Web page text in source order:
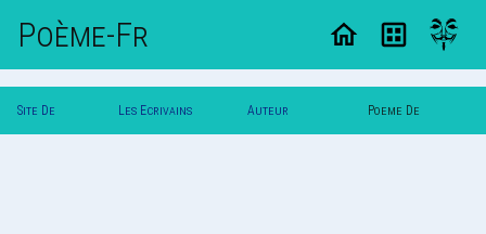
Poème-Fr
Site De Les Ecrivains Auteur Poeme De